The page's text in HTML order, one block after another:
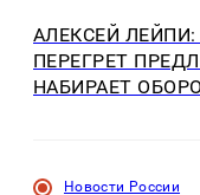
АЛЕКСЕЙ
ПЕРЕГРЕТ
НАБИРАЕТ
Новости России